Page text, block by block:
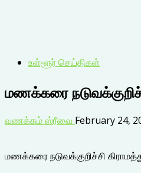
உள்ளூர் செய்திகள்
மணக்கரை
வணக்கம் ஸ்ரீவை February 24,
மணக்கரை நடுவக்குறிச்சி